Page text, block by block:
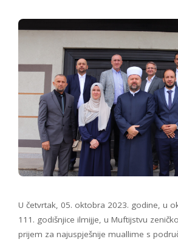
U četvrtak, 05. oktobra 2023. godine, u
111. godišnjice ilmijje, u Muftijstvu
prijem za najuspješnije muallime s